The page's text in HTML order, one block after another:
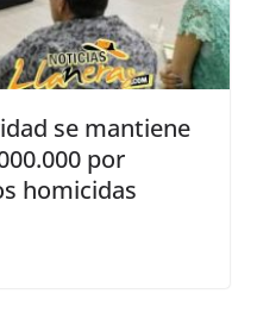
se mantiene
por
homicidas